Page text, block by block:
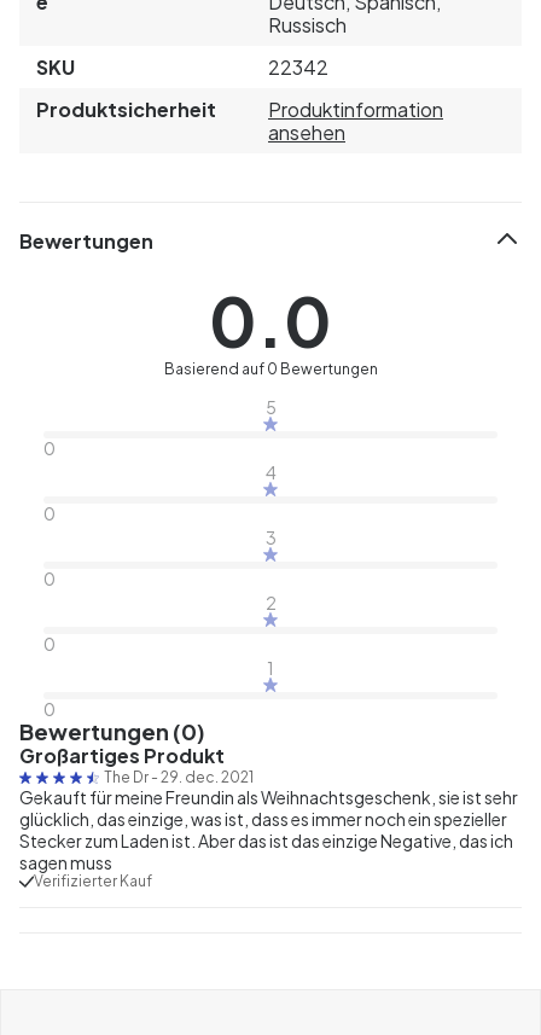
Russisch
SKU
22342
Produktsicherheit
Produktinformation
ansehen
Bewertungen
0.0
Basierend auf 0 Bewertungen
5
0
4
0
3
0
2
0
1
0
Bewertungen (0)
Großartiges Produkt
The Dr - 29. dec. 2021
Gekauft für meine Freundin als Weihnachtsgeschenk, sie ist sehr
glücklich, das einzige, was ist, dass es immer noch ein spezieller
Stecker zum Laden ist. Aber das ist das einzige Negative, das ich
sagen muss
Verifizierter Kauf